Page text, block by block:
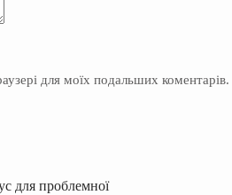
для моїх подальших коментарів.